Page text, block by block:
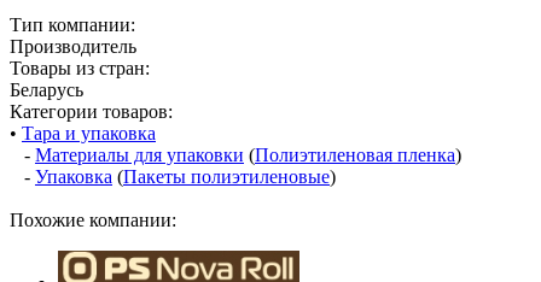
Тип компании:
Производитель
Товары из стран:
Беларусь
Категории товаров:
• Тара и упаковка
- Материалы для упаковки (Полиэтиленовая пленка)
- Упаковка (Пакеты полиэтиленовые)
Похожие компании: